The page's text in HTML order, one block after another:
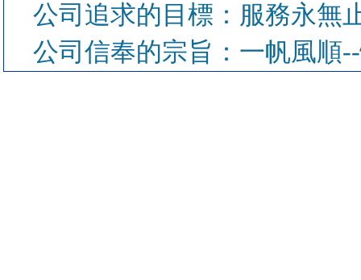
公司追求的目標：服務永無
公司信奉的宗旨：一帆風順--